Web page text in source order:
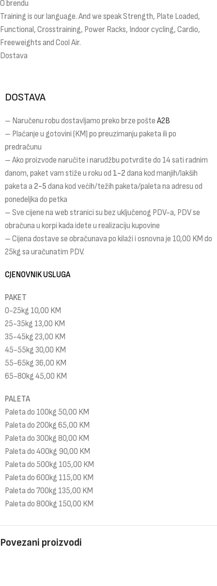
O brendu
Training is our language. And we speak Strength, Plate Loaded,
Functional, Crosstraining, Power Racks, Indoor cycling, Cardio,
Freeweights and Cool Air.
Dostava
DOSTAVA
– Naručenu robu dostavljamo preko brze pošte A2B
– Plaćanje u gotovini (KM) po preuzimanju paketa ili po
predračunu
– Ako proizvode naručite i narudžbu potvrdite do 14 sati radnim
danom, paket vam stiže u roku od 1-2 dana kod manjih/lakših
paketa a 2-5 dana kod većih/težih paketa/paleta na adresu od
ponedeljka do petka
– Sve cijene na web stranici su bez uključenog PDV-a, PDV se
obračuna u korpi kada idete u realizaciju kupovine
– Cijena dostave se obračunava po kilaži i osnovna je 10,00 KM do
25kg sa uračunatim PDV.
CJENOVNIK USLUGA
PAKET
0-25kg 10,00 KM
25-35kg 13,00 KM
35-45kg 23,00 KM
45-55kg 30,00 KM
55-65kg 36,00 KM
65-80kg 45,00 KM
PALETA
Paleta do 100kg 50,00 KM
Paleta do 200kg 65,00 KM
Paleta do 300kg 80,00 KM
Paleta do 400kg 90,00 KM
Paleta do 500kg 105,00 KM
Paleta do 600kg 115,00 KM
Paleta do 700kg 135,00 KM
Paleta do 800kg 150,00 KM
Povezani proizvodi